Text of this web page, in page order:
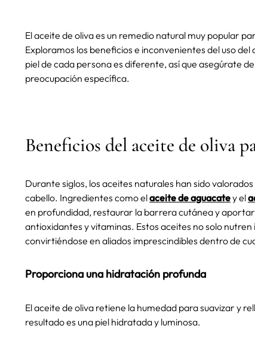
El aceite de oliva es un remedio natural muy popular
Exploramos los beneficios e inconvenientes del uso
piel de cada persona es diferente, así que asegúrate
preocupación específica.
Beneficios del aceite de oliva
Durante siglos, los aceites naturales han sido
cabello. Ingredientes como elaceite de aguacatey el
en profundidad, restaurar la barrera cutánea y
antioxidantes y vitaminas. Estos aceites no solo
convirtiéndose en aliados imprescindibles dentro de
Proporciona una hidratación profunda
El aceite de oliva retiene la humedad para suavizar y
resultado es una piel hidratada y luminosa.